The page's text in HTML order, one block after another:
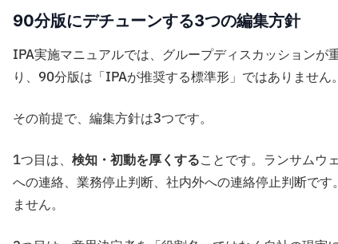
90分版にデチューンする3つの編集方針
IPA実施マニュアルでは、グループディスカッション
り、90分版は「IPAが推奨する標準形」ではありませ
その前提で、編集方針は3つです。
1つ目は、 検知・初動を厚くすることです。ランサムウ
への連絡、業務停止判断、社内外への連絡停止判断で
ません。